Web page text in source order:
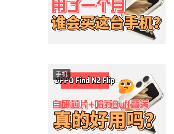
手机